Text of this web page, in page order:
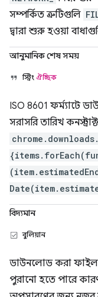
সম্পর্কিত ত্রুটিগুলি
দ্বারা শুরু হওয়া
আনুমানিক শেষ সময়
স্ট্রিং ঐচ্ছিক
ISO 8601 ফর্ম্যাটে
সরাসরি তারিখ
বিদ্যমান
বুলিয়ান
ডাউনলোড করা
পুরানো হতে পারে